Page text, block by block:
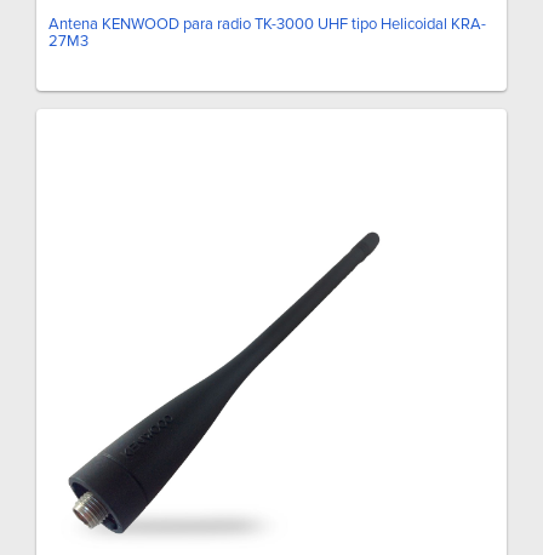
Antena KENWOOD para radio TK-3000 UHF tipo Helicoidal KRA-
27M3